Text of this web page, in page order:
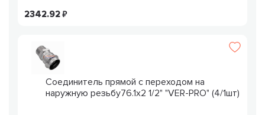
2342.92
Соединитель прямой с переходом на
наружную резьбу76.1x2 1/2" "VER-PRO" (4/1шт)